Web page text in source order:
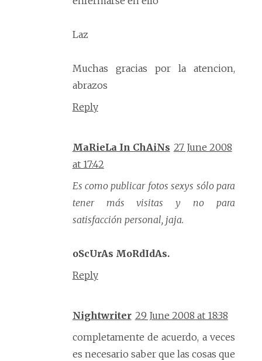
Laz
Muchas gracias por la atencion,
abrazos
Reply
MaRieLa In ChAiNs 27 June 2008
at 17:42
Es como publicar fotos sexys sólo para
tener más visitas y no para
satisfacción personal, jaja.
oScUrAs MoRdIdAs.
Reply
Nightwriter 29 June 2008 at 18:38
completamente de acuerdo, a veces
es necesario saber que las cosas que